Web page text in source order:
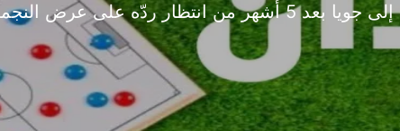
الدرجة الثانية، نجح الإخاء الأهلي عاليه في